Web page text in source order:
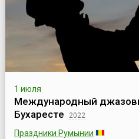
1 июля
Международный
Бухаресте
2022
Праздники Румынии